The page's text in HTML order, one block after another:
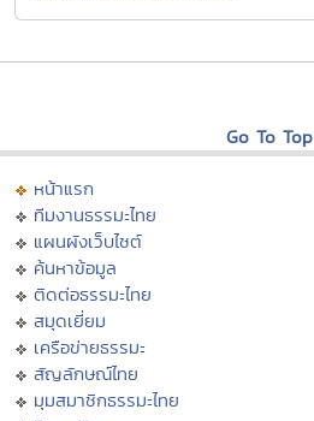
Go To Top
หน้าแรก
ทีมงานธรรมะไทย
แผนผังเว็บไซต์
ค้นหาข้อมูล
ติดต่อธรรมะไทย
สมุดเยี่ยม
เครือข่ายธรรมะ
สัญลักษณ์ไทย
มุมสมาชิกธรรมะไทย